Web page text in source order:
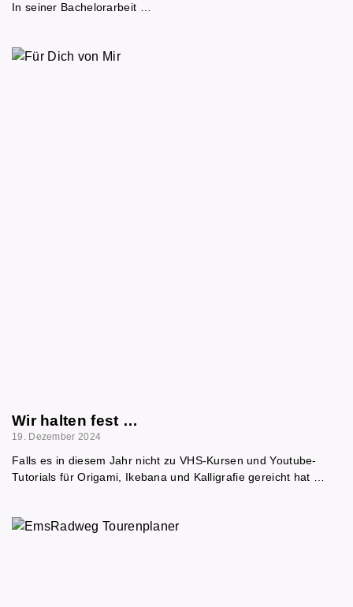
In seiner Bachelorarbeit …
Wir halten fest …
19. Dezember 2024
Falls es in diesem Jahr nicht zu VHS-Kursen und Youtube-
Tutorials für Origami, Ikebana und Kalligrafie gereicht hat …